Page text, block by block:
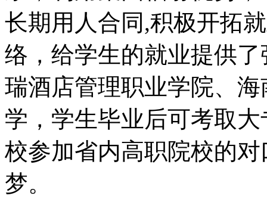
长期用人合同,积极开拓
络，给学生的就业提供
瑞酒店管理职业学院、
学，学生毕业后可考取
校参加省内高职院校的
梦。